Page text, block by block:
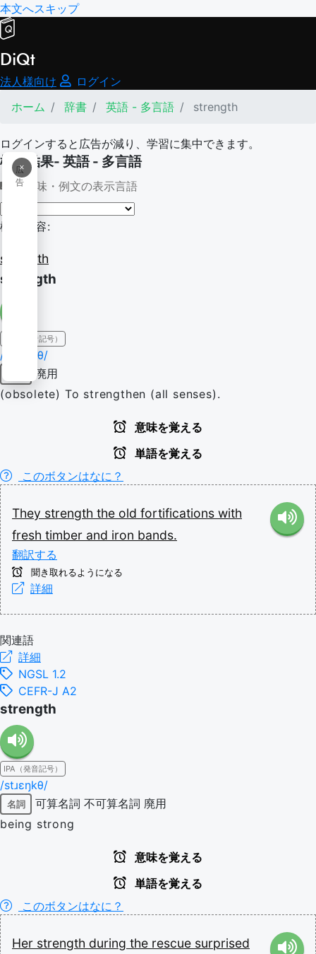
本文へスキップ
DiQt
法人様向け
ログイン
ホーム
辞書 英語 - 多言語 strength
ログインすると広告が減り、学習に集中できます。
×
広
告
検索結果- 英語 - 多言語
意味・例文の表示言語
検索内容:
strength
strength
IPA（発音記号）
/stɹɛŋkθ/
廃用
(obsolete) To strengthen (all senses).
意味を覚える
単語を覚える
このボタンはなに？
They strength the old fortifications with
fresh timber and iron bands.
翻訳する
聞き取れるようになる
詳細
関連語
詳細
NGSL 1.2
CEFR-J A2
strength
IPA（発音記号）
/stɹɛŋkθ/
名詞 可算名詞 不可算名詞 廃用
being strong
意味を覚える
単語を覚える
このボタンはなに？
Her strength during the rescue surprised